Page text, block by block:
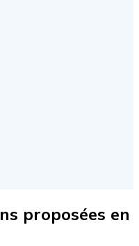
proposées en